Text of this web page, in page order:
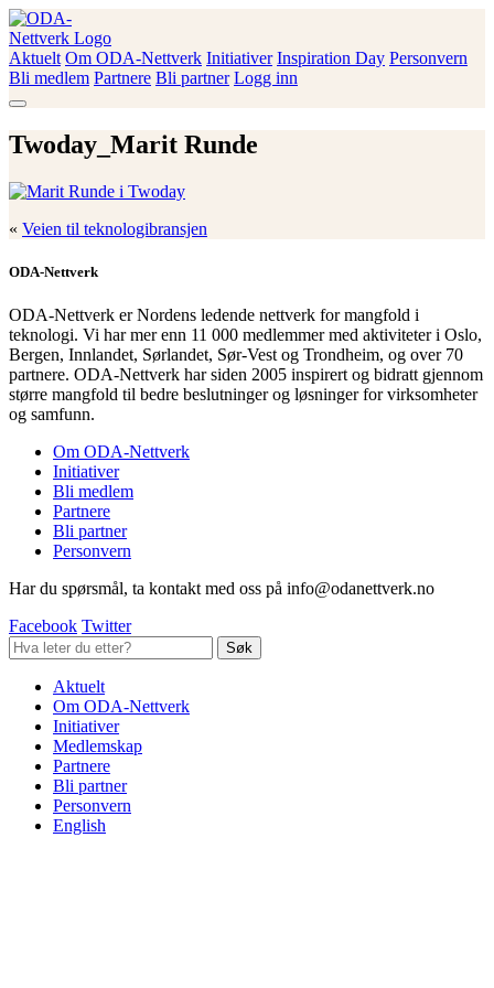
Skip
to
content
ODA-Nettverk
Aktuelt Om ODA-Nettverk Initiativer Inspiration Day Personvern
Bli medlem Partnere Bli partner Logg inn
Twoday_Marit Runde
« Veien til teknologibransjen
ODA-Nettverk
ODA-Nettverk er Nordens ledende nettverk for mangfold i
teknologi. Vi har mer enn 11 000 medlemmer med aktiviteter i Oslo,
Bergen, Innlandet, Sørlandet, Sør-Vest og Trondheim, og over 70
partnere. ODA-Nettverk har siden 2005 inspirert og bidratt gjennom
større mangfold til bedre beslutninger og løsninger for virksomheter
og samfunn.
Om ODA-Nettverk
Initiativer
Bli medlem
Partnere
Bli partner
Personvern
Har du spørsmål, ta kontakt med oss på info@odanettverk.no
Facebook Twitter
Aktuelt
Om ODA-Nettverk
Initiativer
Medlemskap
Partnere
Bli partner
Personvern
English